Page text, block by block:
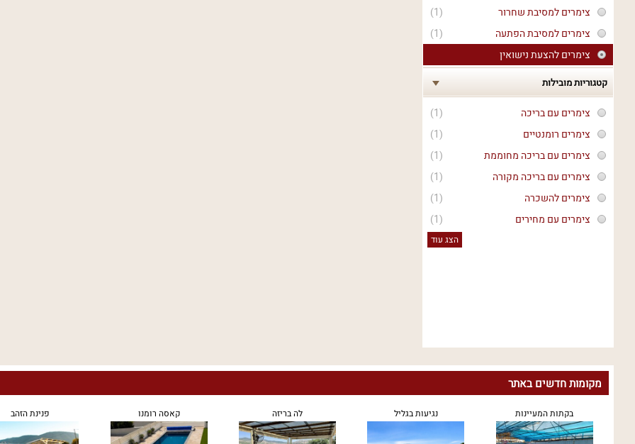
(1)
צימרים למסיבת שחרור
(1)
צימרים למסיבת הפתעה
צימרים להצעת נישואין
קטגוריות מובילות
(1)
צימרים עם בריכה
(1)
צימרים רומנטיים
(1)
צימרים עם בריכה מחוממת
(1)
צימרים עם בריכה מקורה
(1)
צימרים להשכרה
(1)
צימרים עם מחירים
הצג עוד
מקומות חדשים באתר
בקתות המעיינות נגיעות בגליל לה בריזה קאסה רומנו פנינת הזהב